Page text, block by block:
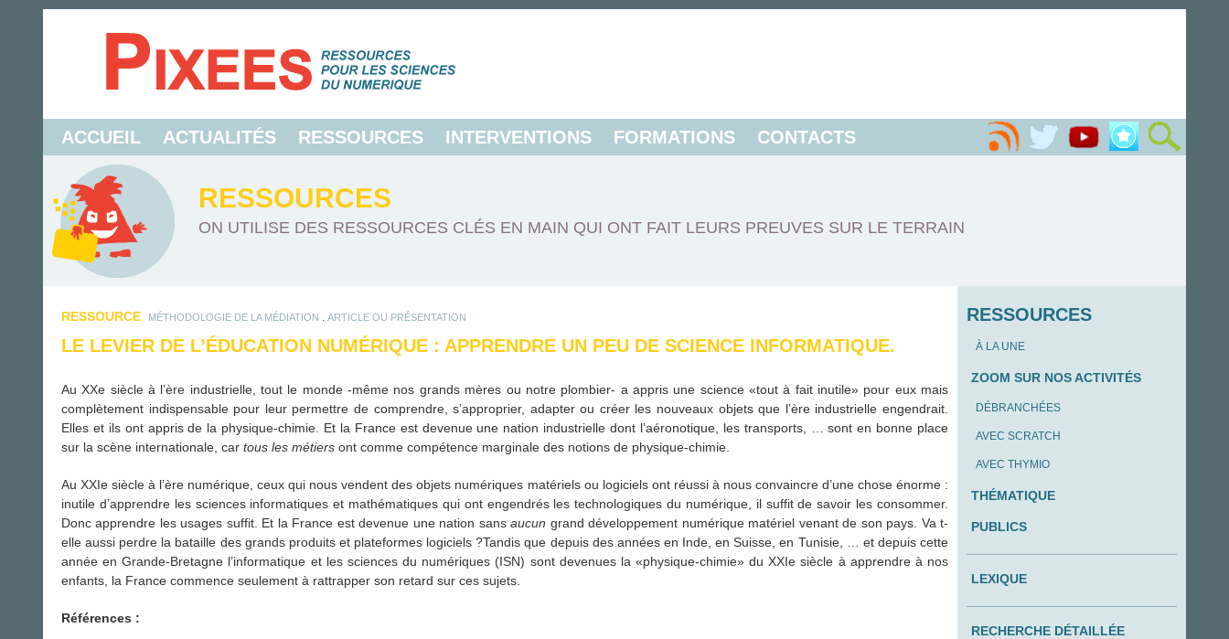
ACCUEIL ACTUALITÉS RESSOURCES INTERVENTIONS FORMATIONS CONTACTS
RESSOURCES
ON UTILISE DES RESSOURCES CLÉS EN MAIN QUI ONT FAIT LEURS PREUVES SUR LE TERRAIN
RESSOURCE MÉTHODOLOGIE DE LA MÉDIATION ARTICLE OU PRÉSENTATION
LE LEVIER DE L’ÉDUCATION NUMÉRIQUE : APPRENDRE UN PEU DE SCIENCE INFORMATIQUE.
Au XXe siècle à l’ère industrielle, tout le monde -même nos grands mères ou notre plombier- a appris une science «tout à fait inutile» pour eux mais
complètement indispensable pour leur permettre de comprendre, s’approprier, adapter ou créer les nouveaux objets que l’ère industrielle engendrait.
Elles et ils ont appris de la physique-chimie. Et la France est devenue une nation industrielle dont l’aéronotique, les transports, … sont en bonne place
sur la scène internationale, car tous les métiers ont comme compétence marginale des notions de physique-chimie.
Au XXIe siècle à l’ère numérique, ceux qui nous vendent des objets numériques matériels ou logiciels ont réussi à nous convaincre d’une chose énorme :
inutile d’apprendre les sciences informatiques et mathématiques qui ont engendrés les technologiques du numérique, il suffit de savoir les consommer.
Donc apprendre les usages suffit. Et la France est devenue une nation sansaucun grand développement numérique matériel venant de son pays. Va t-
elle aussi perdre la bataille des grands produits et plateformes logiciels ?Tandis que depuis des années en Inde, en Suisse, en Tunisie, … et depuis cette
année en Grande-Bretagne l’informatique et les sciences du numériques (ISN) sont devenues la «physique-chimie» du XXIe siècle à apprendre à nos
enfants, la France commence seulement à rattrapper son retard sur ces sujets.
Références :
RESSOURCES
À LA UNE
ZOOM SUR NOS ACTIVITÉS
DÉBRANCHÉES
AVEC SCRATCH
AVEC THYMIO
THÉMATIQUE
PUBLICS
LEXIQUE
RECHERCHE DÉTAILLÉE